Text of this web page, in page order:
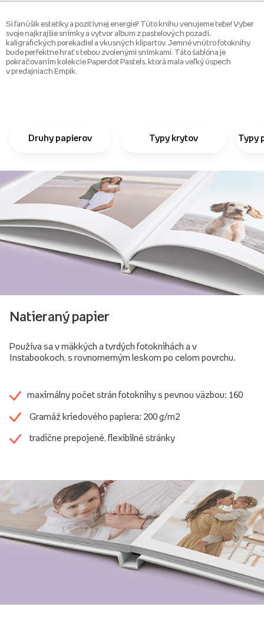
Si fanúšik estetiky a pozitívnej energie? Túto knihu venujeme tebe! Vyber
svoje najkrajšie snímky a vytvor album z pastelových pozadí,
kaligrafických porekadiel a vkusných klipartov. Jemné vnútro fotoknihy
bude perfektne hrať s tebou zvolenými snímkami. Táto šablóna je
pokračovaním kolekcie Paperdot Pastels, ktorá mala veľký úspech
v predajniach Empik.
Druhy papierov Typy krytov Typy
Natieraný papier
Používa sa v mäkkých a tvrdých fotoknihách a v
Instabookoch, s rovnomerným leskom po celom povrchu.
maximálny počet strán fotoknihy s pevnou väzbou: 160
Gramáž kriedového papiera: 200 g/m2
tradične prepojené, flexibilné stránky